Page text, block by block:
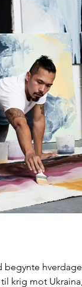
krig mot